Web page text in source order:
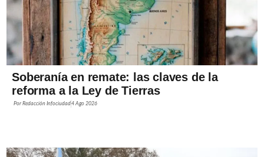
Soberanía en remate: las claves de la
reforma a la Ley de Tierras
PorRedacción Infociudad4 Ago 2026